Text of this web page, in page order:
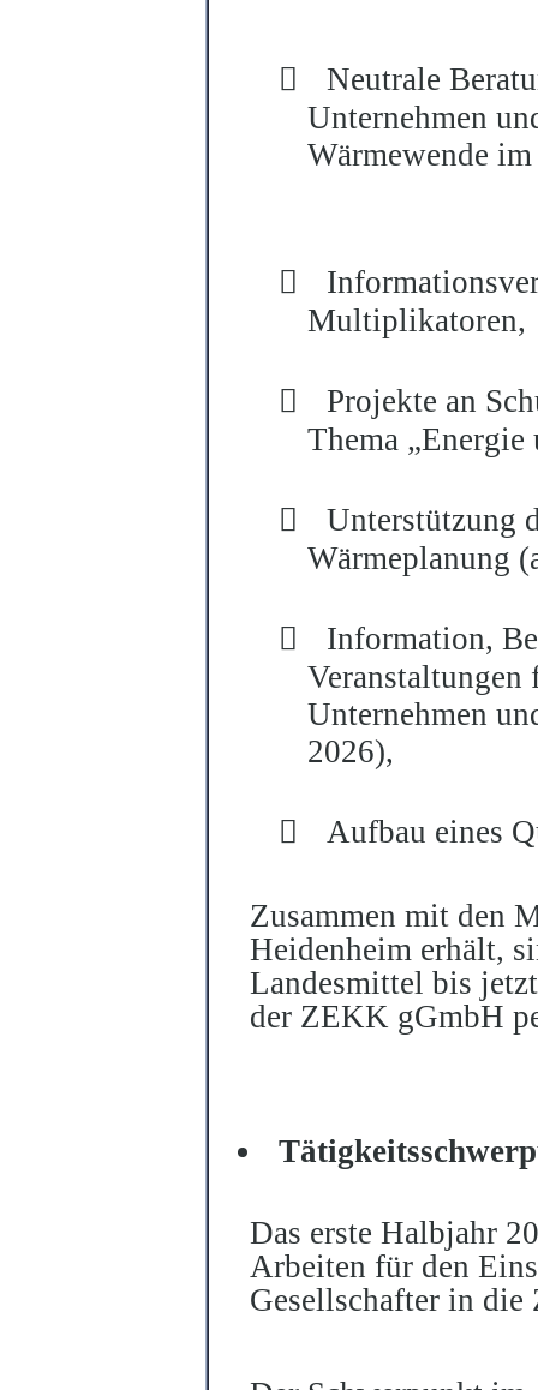

Neutrale
Unternehmen
Wärmewende

Multiplikatoren,

Projekte an
Thema

Unterstützung
Wärmeplanung

Information,
Veranstaltungen
Unternehmen
2026),
 Aufbau eines
Zusammen mit den
Heidenheim erhält,
Landesmittel bis
der ZEKK gGmbH
Das erste Halbjahr
Arbeiten für den
Gesellschafter in